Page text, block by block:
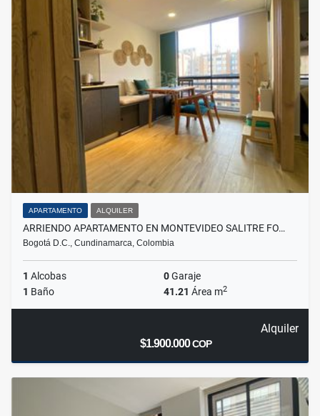
APARTAMENTO ALQUILER
ARRIENDO APARTAMENTO EN MONTEVIDEO SALITRE FO…
Bogotá D.C., Cundinamarca, Colombia
1 Alcobas 0Garaje
1 Baño 41.21 Área m2
Alquiler
$1.900.000COP